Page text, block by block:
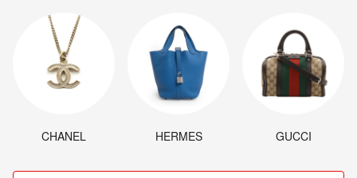
CHANEL HERMES GUCCI